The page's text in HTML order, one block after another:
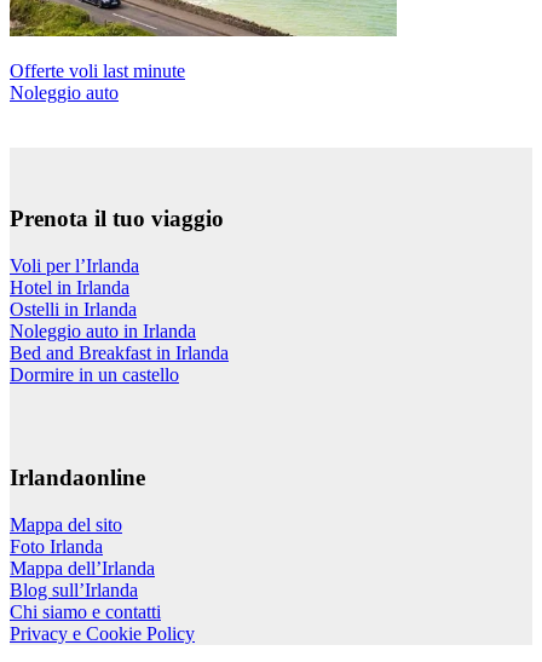
Offerte voli last minute
Noleggio auto
Prenota il tuo viaggio
Voli per l’Irlanda
Hotel in Irlanda
Ostelli in Irlanda
Noleggio auto in Irlanda
Bed and Breakfast in Irlanda
Dormire in un castello
Irlandaonline
Mappa del sito
Foto Irlanda
Mappa dell’Irlanda
Blog sull’Irlanda
Chi siamo e contatti
Privacy e Cookie Policy